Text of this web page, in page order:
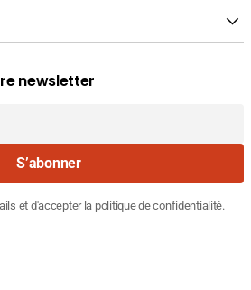
newsletter
S’abonner
et d'accepter la politique de confidentialité.